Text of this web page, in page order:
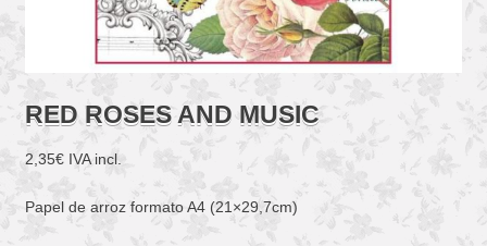
RED ROSES AND MUSIC
2,35€ IVA incl.
Papel de arroz formato A4 (21×29,7cm)